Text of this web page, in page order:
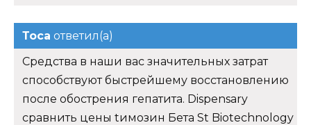
Тоса ответил(а)
Средства в наши вас значительных затрат
способствуют быстрейшему восстановлению
после обострения гепатита. Dispensary
сравнить цены tимозин Бета St Biotechnology